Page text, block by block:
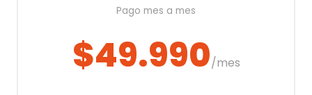
Pago mes a mes
$49.990/mes